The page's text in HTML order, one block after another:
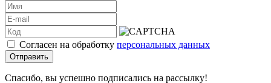
Согласен на обработку персональных данных
Отправить
Спасибо, вы успешно подписались на рассылку!